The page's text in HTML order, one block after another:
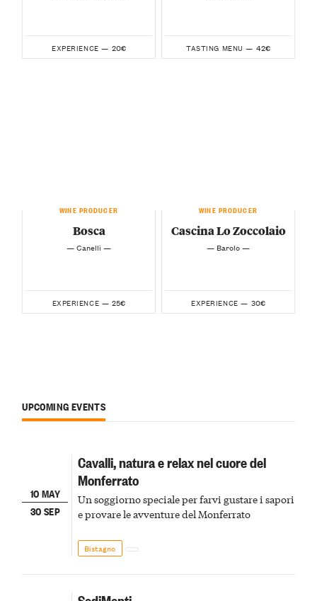
EXPERIENCE — 20€ TASTING MENU — 42€
WINE PRODUCER
Bosca
— Canelli —
EXPERIENCE — 25€
WINE PRODUCER
Cascina Lo Zoccolaio
— Barolo —
EXPERIENCE — 30€
UPCOMING EVENTS
10 MAY
30 SEP
Cavalli, natura e relax nel cuore del
Monferrato
Un soggiorno speciale per farvi gustare i sapori
e provare le avventure del Monferrato
Bistagno